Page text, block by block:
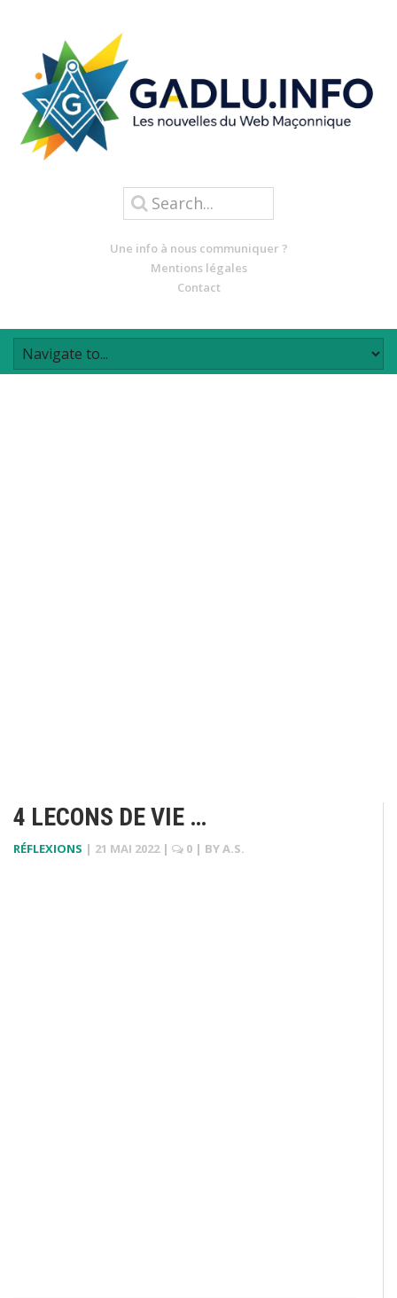
Une info à nous communiquer ?
Mentions légales
Contact
4 LECONS DE VIE …
RÉFLEXIONS | 21 MAI 2022 | 0 | BYA.S.